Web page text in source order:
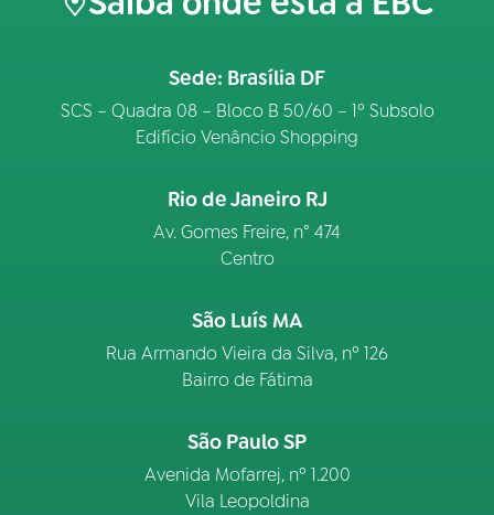
Sede: Brasília DF
SCS – Quadra 08 – Bloco B 50/60 – 1º Subsolo
Edifício Venâncio Shopping
Rio de Janeiro RJ
Av. Gomes Freire, n° 474
Centro
São Luís MA
Rua Armando Vieira da Silva, nº 126
Bairro de Fátima
São Paulo SP
Avenida Mofarrej, nº 1.200
Vila Leopoldina